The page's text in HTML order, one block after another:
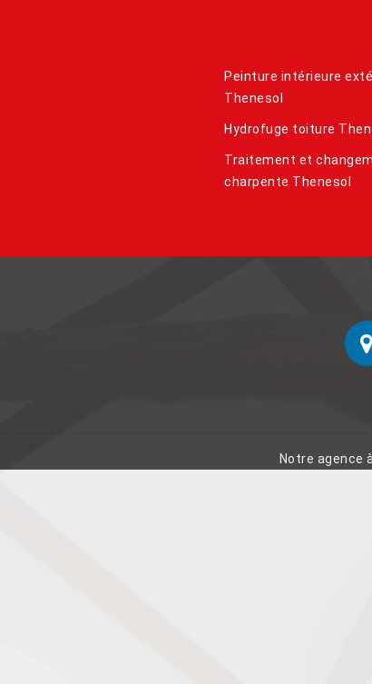
Peinture intérieure
Thenesol
Hydrofuge toiture
Traitement et
charpente Thenesol
Notre agence